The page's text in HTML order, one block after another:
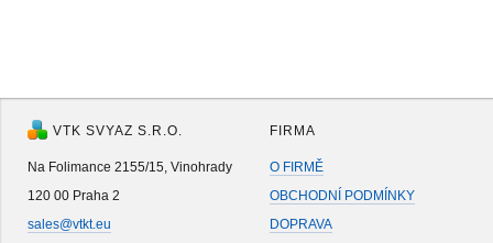
VTK SVYAZ S.R.O.
Na Folimance 2155/15, Vinohrady
120 00 Praha 2
sales@vtkt.eu
FIRMA
O FIRMĚ
OBCHODNÍ PODMÍNKY
DOPRAVA